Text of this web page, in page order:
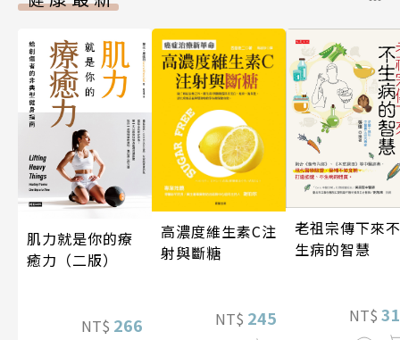
肌力就是你的療
癒力（二版）
NT$ 266
高濃度維生素C注
射與斷糖
NT$ 245
老祖宗傳下來不
生病的智慧
NT$